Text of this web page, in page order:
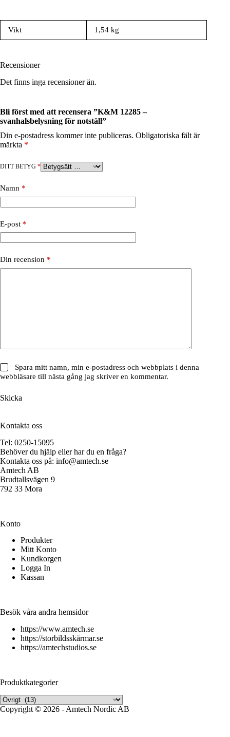
Vikt 1,54 kg
Recensioner
Det finns inga recensioner än.
Bli först med att recensera ”K&M 12285 –
svanhalsbelysning för notställ”
Din e-postadress kommer inte publiceras. Obligatoriska fält är
märkta *
DITT BETYG *
Namn *
E-post *
Din recension *
Spara mitt namn, min e-postadress och webbplats i denna
webbläsare till nästa gång jag skriver en kommentar.
Skicka
Kontakta oss
Tel: 0250-15095
Behöver du hjälp eller har du en fråga?
Kontakta oss på: info@amtech.se
Amtech AB
Brudtallsvägen 9
792 33 Mora
Konto
Produkter
Mitt Konto
Kundkorgen
Logga In
Kassan
Besök våra andra hemsidor
https://www.amtech.se
https://storbildsskärmar.se
https://amtechstudios.se
Produktkategorier
Copyright © 2026 - Amtech Nordic AB